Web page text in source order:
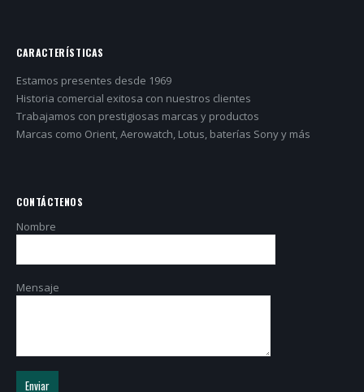
CARACTERÍSTICAS
Estamos presentes desde 1969
Historia comercial exitosa con nuestros clientes
CONTÁCTENOS